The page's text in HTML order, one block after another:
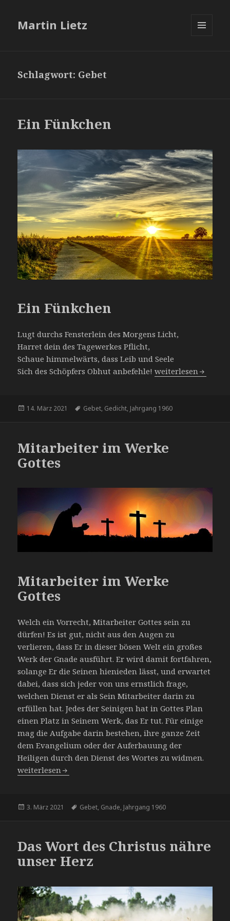
Martin Lietz
Schlagwort: Gebet
Ein Fünkchen
Ein Fünkchen
Lugt durchs Fensterlein des Morgens Licht,
Harret dein des Tagewerkes Pflicht,
Schaue himmelwärts, dass Leib und Seele
Sich des Schöpfers Obhut anbefehle!Ein Fünkchen
weiterlesen
Veröffentlicht
14. März 2021 Schlagwörter
Gebet, Gedicht, Jahrgang 1960
Mitarbeiter im Werke
Gottes
Mitarbeiter im Werke
Gottes
Welch ein Vorrecht, Mitarbeiter Gottes sein zu
dürfen! Es ist gut, nicht aus den Augen zu
verlieren, dass Er in dieser bösen Welt ein großes
Werk der Gnade ausführt. Er wird damit fortfahren,
solange Er die Seinen hienieden lässt, und erwartet
dabei, dass sich jeder von uns ernstlich frage,
welchen Dienst er als Sein Mitarbeiter darin zu
erfüllen hat. Jedes der Seinigen hat in Gottes Plan
einen Platz in Seinem Werk, das Er tut. Für einige
mag die Aufgabe darin bestehen, ihre ganze Zeit
dem Evangelium oder der Auferbauung der
Heiligen durch den Dienst des Wortes zu widmen.
Mitarbeiter im Werke Gottes
weiterlesen
Veröffentlicht
3. März 2021 Schlagwörter
Gebet, Gnade, Jahrgang 1960
Das Wort des Christus nähre
unser Herz